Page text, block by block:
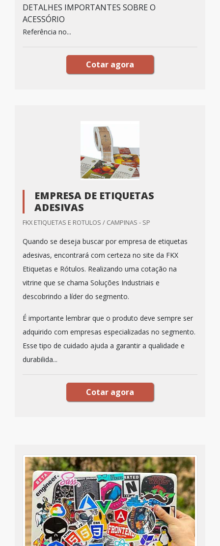
DETALHES IMPORTANTES SOBRE O
ACESSÓRIO
Referência no...
Cotar agora
EMPRESA DE ETIQUETAS
ADESIVAS
FKX ETIQUETAS E ROTULOS / CAMPINAS - SP
Quando se deseja buscar por empresa de etiquetas
adesivas, encontrará com certeza no site da FKX
Etiquetas e Rótulos. Realizando uma cotação na
vitrine que se chama Soluções Industriais e
descobrindo a líder do segmento.
É importante lembrar que o produto deve sempre ser
adquirido com empresas especializadas no segmento.
Esse tipo de cuidado ajuda a garantir a qualidade e
durabilida...
Cotar agora